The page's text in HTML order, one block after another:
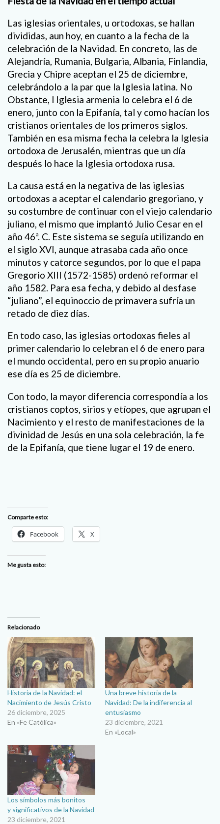
Las iglesias orientales, u ortodoxas, se hallan
divididas, aun hoy, en cuanto a la fecha de la
celebración de la Navidad. En concreto, las de
Alejandría, Rumania, Bulgaria, Albania, Finlandia,
Grecia y Chipre aceptan el 25 de diciembre,
celebrándolo a la par que la Iglesia latina. No
Obstante, l Iglesia armenia lo celebra el 6 de
enero, junto con la Epifanía, tal y como hacían los
cristianos orientales de los primeros siglos.
También en esa misma fecha la celebra la Iglesia
ortodoxa de Jerusalén, mientras que un día
después lo hace la Iglesia ortodoxa rusa.
La causa está en la negativa de las iglesias
ortodoxas a aceptar el calendario gregoriano, y
su costumbre de continuar con el viejo calendario
juliano, el mismo que implantó Julio Cesar en el
año 46ª. C. Este sistema se seguía utilizando en
el siglo XVI, aunque atrasaba cada año once
minutos y catorce segundos, por lo que el papa
Gregorio XIII (1572-1585) ordenó reformar el
año 1582. Para esa fecha, y debido al desfase
“juliano”, el equinoccio de primavera sufría un
retado de diez días.
En todo caso, las iglesias ortodoxas fieles al
primer calendario lo celebran el 6 de enero para
el mundo occidental, pero en su propio anuario
ese día es 25 de diciembre.
Con todo, la mayor diferencia correspondía a los
cristianos coptos, sirios y etíopes, que agrupan el
Nacimiento y el resto de manifestaciones de la
divinidad de Jesús en una sola celebración, la fe
de la Epifanía, que tiene lugar el 19 de enero.
Comparte esto:
Facebook X
Me gusta esto:
Relacionado
Historia de la Navidad: el
Nacimiento de Jesús Cristo
26 diciembre, 2025
En «Fe Católica»
Una breve historia de la
Navidad: De la indiferencia al
entusiasmo
23 diciembre, 2021
En «Local»
Los símbolos más bonitos
y significativos de la Navidad
23 diciembre, 2021